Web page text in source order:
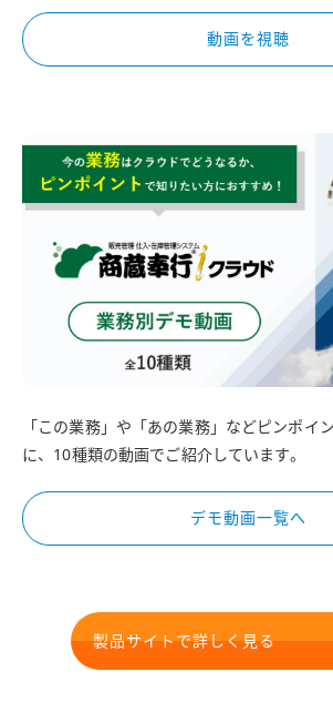
動画を視聴
「この業務」や「あの業務」などピンポイ
に、10種類の動画でご紹介しています。
デモ動画一覧へ
製品サイトで詳しく見る